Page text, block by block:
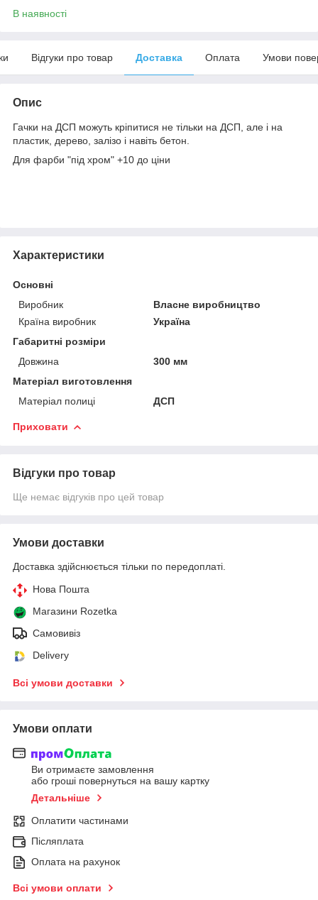
В наявності
Відгуки про товар Доставка Оплата Умови
Опис
Гачки на ДСП можуть кріпитися не тільки на ДСП, але і на
пластик, дерево, залізо і навіть бетон.
Для фарби "під хром" +10 до ціни
Характеристики
Основні
Виробник
Власне виробництво
Країна виробник
Україна
Габаритні розміри
Довжина
300 мм
Матеріал виготовлення
Матеріал полиці
ДСП
Приховати
Відгуки про товар
Ще немає відгуків про цей товар
Умови доставки
Доставка здійснюється тільки по передоплаті.
Нова Пошта
Магазини Rozetka
Самовивіз
Delivery
Всі умови доставки
Умови оплати
Ви отримаєте замовлення
або гроші повернуться на вашу картку
Детальніше
Оплатити частинами
Післяплата
Оплата на рахунок
Всі умови оплати